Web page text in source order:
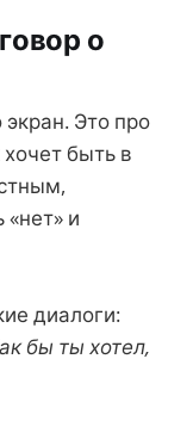
о
Это про
быть в
и
диалоги:
бы ты хотел,